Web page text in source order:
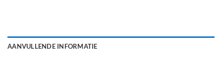
AANVULLENDE INFORMATIE